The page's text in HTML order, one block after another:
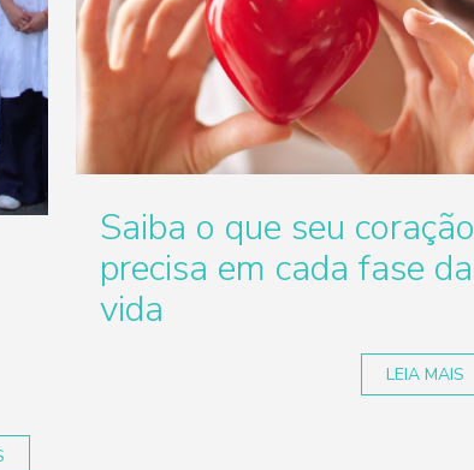
Saiba o que seu coração
precisa em cada fase da
vida
LEIA MAIS